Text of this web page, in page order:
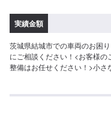
実績金額
茨城県結城市での車両のお困
にご相談ください！<お客様の
整備はお任せください！>小
きし、最適な施工方法をご提